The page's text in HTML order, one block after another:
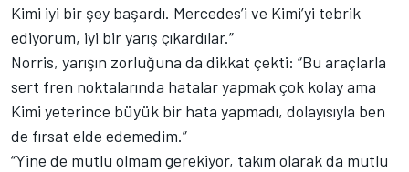
Kimi iyi bir şey başardı. Mercedes’i ve Kimi’yi tebrik
ediyorum, iyi bir yarış çıkardılar.”
Norris, yarışın zorluğuna da dikkat çekti: “Bu araçlarla
sert fren noktalarında hatalar yapmak çok kolay ama
Kimi yeterince büyük bir hata yapmadı, dolayısıyla ben
de fırsat elde edemedim.”
“Yine de mutlu olmam gerekiyor, takım olarak da mutlu